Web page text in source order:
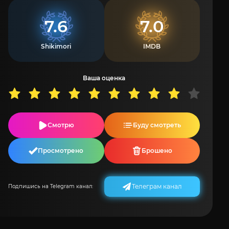
7.6
Shikimori
7.0
IMDB
Ваша оценка
Смотрю Буду смотреть
Просмотрено Брошено
Подпишись на Telegram канал: Телеграм канал